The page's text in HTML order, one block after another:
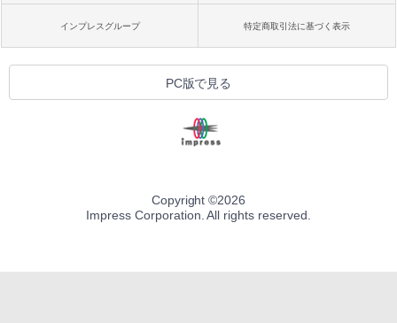
インプレスグループ 特定商取引法に基づく表示
PC版で見る
Copyright ©2026
Impress Corporation. All rights reserved.